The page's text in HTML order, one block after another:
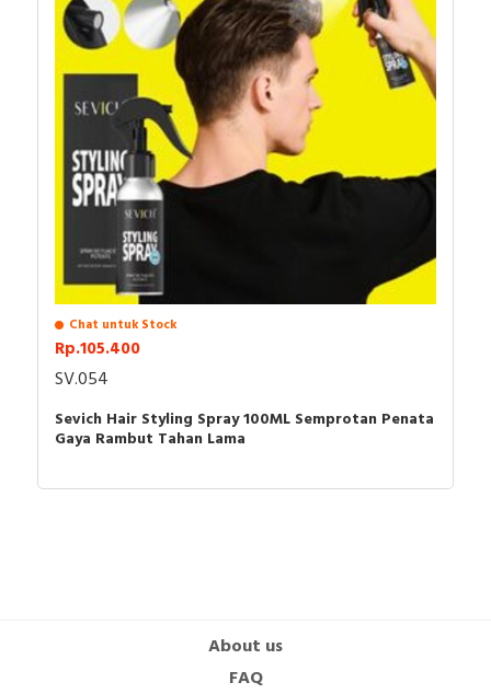
Chat untuk Stock
Rp.105.400
SV.054
Sevich Hair Styling Spray 100ML Semprotan Penata
Gaya Rambut Tahan Lama
About us
FAQ